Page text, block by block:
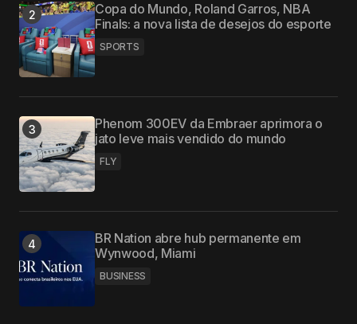
Copa do Mundo, Roland Garros, NBA
Finals: a nova lista de desejos do esporte
SPORTS
Phenom 300EV da Embraer aprimora o
jato leve mais vendido do mundo
FLY
BR Nation abre hub permanente em
Wynwood, Miami
BUSINESS